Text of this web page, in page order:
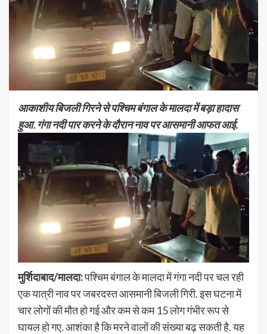
आकाशीय बिजली गिरने से पश्चिम बंगाल के मालदा में बड़ा हादास
हुआ. गंगा नदी पार करने के दौरान नाव पर आसमानी आफत आई.
मुर्शिदाबाद/मालदा:पश्चिम बंगाल के मालदा में गंगा नदी पर चल रही
एक यात्री नाव पर जबरदस्त आसमानी बिजली गिरी. इस घटना में
चार लोगों की मौत हो गई और कम से कम 15 लोग गंभीर रूप से
घायल हो गए. आशंका है कि मरने वालों की संख्या बढ़ सकती है. यह